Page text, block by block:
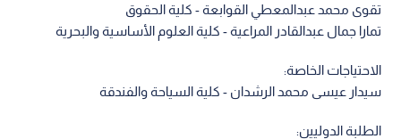
تقوى محمد عبدالمعطي القوابعة - كلية الحقوق
تمارا جمال عبدالقادر المراعية - كلية العلوم الأساسية والبحرية
الاحتياجات الخاصة:
سيدار عيسى محمد الرشدان - كلية السياحة والفندقة
الطلبة الدوليين: